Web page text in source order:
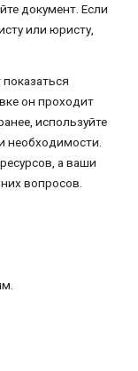
документ. Если
или юристу,
он проходит
используйте
необходимости.
а ваши
вопросов.